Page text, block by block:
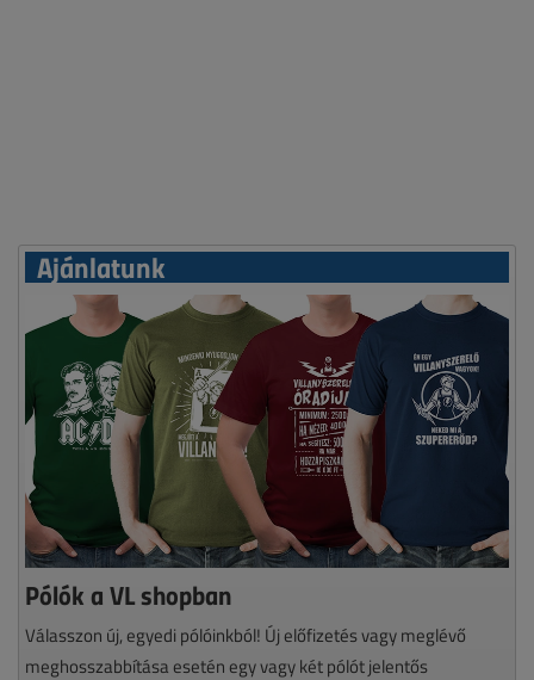
Ajánlatunk
Pólók a VL shopban
Válasszon új, egyedi pólóinkból! Új előfizetés vagy meglévő
meghosszabbítása esetén egy vagy két pólót jelentős